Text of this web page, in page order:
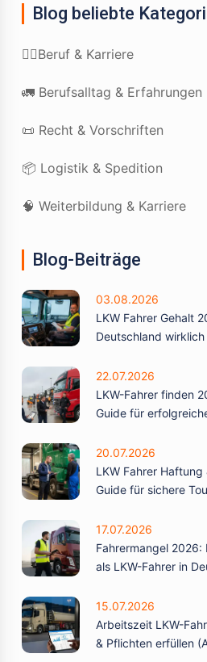
Blog beliebte
👷‍♂️Beruf & Karriere
🚛 Berufsalltag & Erfahrungen
📜 Recht & Vorschriften
📦 Logistik & Spedition
🧠 Weiterbildung & Karriere
Blog-Beiträge
03.08.2026
LKW Fahrer Gehalt
Deutschland
22.07.2026
LKW-Fahrer finden
Guide für
20.07.2026
LKW Fahrer
Guide für sichere
17.07.2026
Fahrermangel 2026:
als LKW-Fahrer in
15.07.2026
Arbeitszeit LKW-
& Pflichten erfüllen